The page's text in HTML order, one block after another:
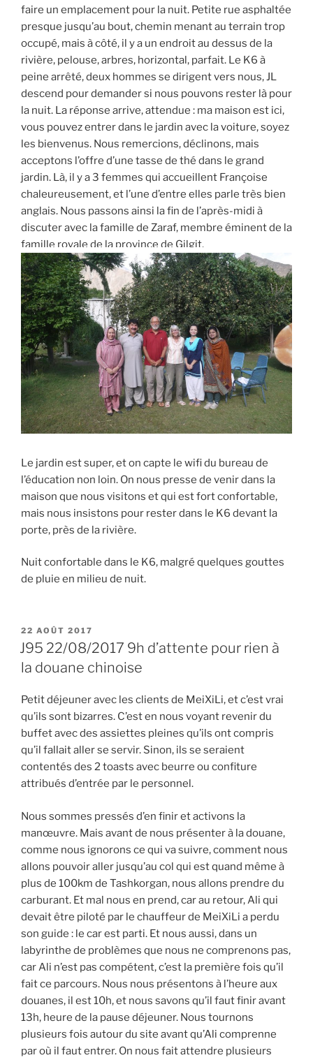
faire un emplacement pour la nuit. Petite rue asphaltée
presque jusqu’au bout, chemin menant au terrain trop
occupé, mais à côté, il y a un endroit au dessus de la
rivière, pelouse, arbres, horizontal, parfait. Le K6 à
peine arrêté, deux hommes se dirigent vers nous, JL
descend pour demander si nous pouvons rester là pour
la nuit. La réponse arrive, attendue : ma maison est ici,
vous pouvez entrer dans le jardin avec la voiture, soyez
les bienvenus. Nous remercions, déclinons, mais
acceptons l’offre d’une tasse de thé dans le grand
jardin. Là, il y a 3 femmes qui accueillent Françoise
chaleureusement, et l’une d’entre elles parle très bien
anglais. Nous passons ainsi la fin de l’après-midi à
discuter avec la famille de Zaraf, membre éminent de la
famille royale de la province de Gilgit.
Le jardin est super, et on capte le wifi du bureau de
l’éducation non loin. On nous presse de venir dans la
maison que nous visitons et qui est fort confortable,
mais nous insistons pour rester dans le K6 devant la
porte, près de la rivière.
Nuit confortable dans le K6, malgré quelques gouttes
de pluie en milieu de nuit.
PUBLIÉ
LE
22 AOÛT 2017
J95 22/08/2017 9h d’attente pour rien à
la douane chinoise
Petit déjeuner avec les clients de MeiXiLi, et c’est vrai
qu’ils sont bizarres. C’est en nous voyant revenir du
buffet avec des assiettes pleines qu’ils ont compris
qu’il fallait aller se servir. Sinon, ils se seraient
contentés des 2 toasts avec beurre ou confiture
attribués d’entrée par le personnel.
Nous sommes pressés d’en finir et activons la
manœuvre. Mais avant de nous présenter à la douane,
comme nous ignorons ce qui va suivre, comment nous
allons pouvoir aller jusqu’au col qui est quand même à
plus de 100km de Tashkorgan, nous allons prendre du
carburant. Et mal nous en prend, car au retour, Ali qui
devait être piloté par le chauffeur de MeiXiLi a perdu
son guide : le car est parti. Et nous aussi, dans un
labyrinthe de problèmes que nous ne comprenons pas,
car Ali n’est pas compétent, c’est la première fois qu’il
fait ce parcours. Nous nous présentons à l’heure aux
douanes, il est 10h, et nous savons qu’il faut finir avant
13h, heure de la pause déjeuner. Nous tournons
plusieurs fois autour du site avant qu’Ali comprenne
par où il faut entrer. On nous fait attendre plusieurs